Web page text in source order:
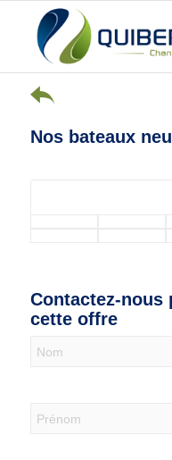
Nos bateaux
Contactez-nous
cette offre
Nous